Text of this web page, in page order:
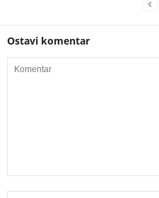
Ostavi komentar